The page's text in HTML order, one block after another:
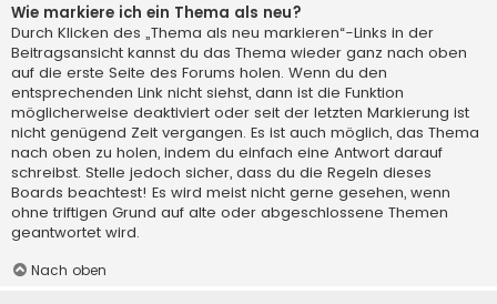
Wie markiere ich ein Thema als neu?
Durch Klicken des „Thema als neu markieren“-Links in der
Beitragsansicht kannst du das Thema wieder ganz nach oben
auf die erste Seite des Forums holen. Wenn du den
entsprechenden Link nicht siehst, dann ist die Funktion
möglicherweise deaktiviert oder seit der letzten Markierung ist
nicht genügend Zeit vergangen. Es ist auch möglich, das Thema
nach oben zu holen, indem du einfach eine Antwort darauf
schreibst. Stelle jedoch sicher, dass du die Regeln dieses
Boards beachtest! Es wird meist nicht gerne gesehen, wenn
ohne triftigen Grund auf alte oder abgeschlossene Themen
geantwortet wird.
Nach oben